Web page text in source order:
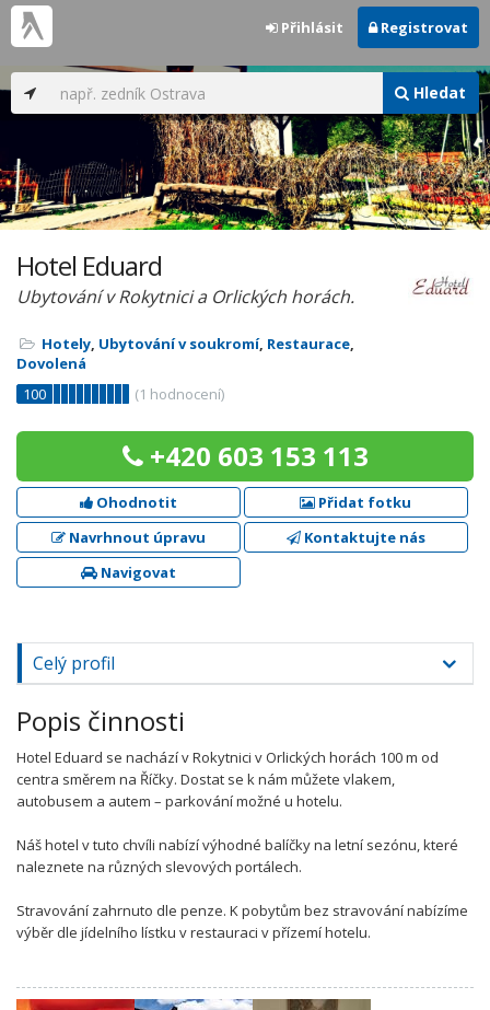
Hledat
Přihlásit Registrovat
Hotel Eduard
Ubytování v Rokytnici a Orlických horách.
Hotely, Ubytování v soukromí, Restaurace,
Dovolená
100
(1 hodnocení)
+420 603 153 113
Ohodnotit
Přidat fotku
Navrhnout úpravu
Kontaktujte nás
Navigovat
Celý profil
Popis činnosti
Hotel Eduard se nachází v Rokytnici v Orlických horách 100 m od
centra směrem na Říčky. Dostat se k nám můžete vlakem,
autobusem a autem – parkování možné u hotelu.
Náš hotel v tuto chvíli nabízí výhodné balíčky na letní sezónu, které
naleznete na různých slevových portálech.
Stravování zahrnuto dle penze. K pobytům bez stravování nabízíme
výběr dle jídelního lístku v restauraci v přízemí hotelu.